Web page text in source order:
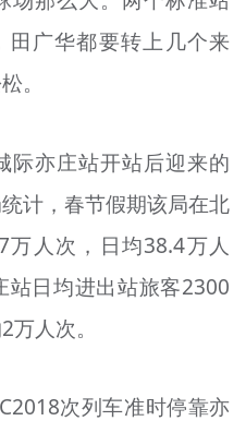
田广华都要转上几个来
。
际亦庄站开站后迎来的
计，春节假期该局在北
人次，日均38.4万人
站日均进出站旅客2300
人次。
次列车准时停靠亦